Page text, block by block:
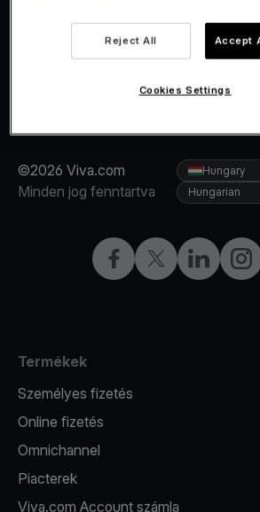
©2026 Viva.com
Minden jog fenntartva
FacebookTwitterLinkedIn
Hungary
Hungarian
Termékek
Személyes fizetés
Online fizetés
Omnichannel
Piacterek
Viva.com Account számla
Reject All Accept
Cookies Settings